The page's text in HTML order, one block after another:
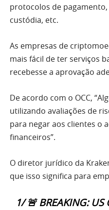
protocolos de
custódia, etc.
As empresas de
mais fácil de ter serviços
recebesse a aprovação
De acordo com o OCC,
utilizando avaliações de
para negar aos clientes o
financeiros”.
O diretor jurídico da
que isso significa para
1/ 🚨 BREAKING: